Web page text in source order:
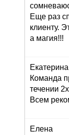
Еще раз
клиенту.
а магия!!!
Екатерина
Команда
течении
Всем
Елена